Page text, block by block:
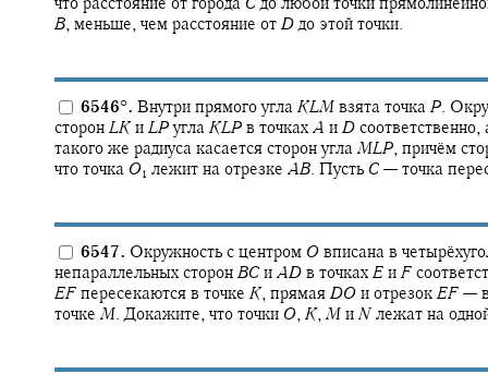
что расстояние от города Cдо любой точки
B, меньше, чем расстояние от Dдо этой точки.
6546°. Внутри прямого угла KLM взята точка P.
сторон LK и LPугла KLP в точках A и D
такого же радиуса касается сторон угла MLP, причём
что точка O1 лежит на отрезке AB. Пусть C — точка
6547. Окружность с центром O вписана в
непараллельных сторон BC и AD в точках E и F
EF пересекаются в точке K, прямая DO и отрезок EF —
точке M. Докажите, что точки O, K, M и N лежат на